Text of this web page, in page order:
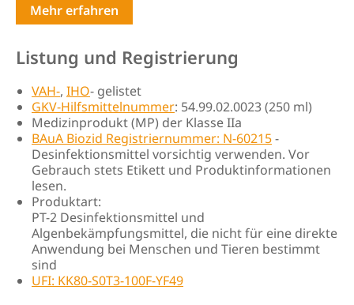
Mehr erfahren
Listung und Registrierung
VAH-, IHO- gelistet
GKV-Hilfsmittelnummer: 54.99.02.0023 (250 ml)
Medizinprodukt (MP) der Klasse IIa
BAuA Biozid Registriernummer: N-60215-
Desinfektionsmittel vorsichtig verwenden. Vor
Gebrauch stets Etikett und Produktinformationen
lesen.
Produktart:
PT-2 Desinfektionsmittel und
Algenbekämpfungsmittel, die nicht für eine direkte
Anwendung bei Menschen und Tieren bestimmt
sind
UFI: KK80-S0T3-100F-YF49